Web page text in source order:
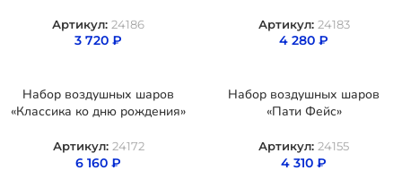
Артикул: 24186
3 720 ₽
Артикул: 24183
4 280 ₽
Набор воздушных шаров
«Классика ко дню рождения»
Артикул: 24172
6 160 ₽
Набор воздушных шаров
«Пати Фейс»
Артикул: 24155
4 310 ₽